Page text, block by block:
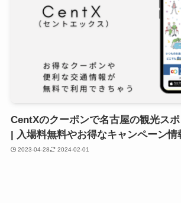
CentXのクーポンで名古屋の観光ス
| 入場料無料やお得なキャンペーン情
2023-04-28 2024-02-01